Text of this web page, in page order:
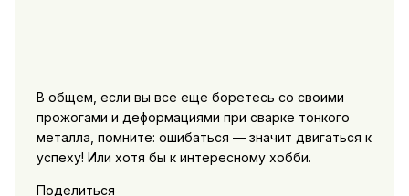
В общем, если вы все еще боретесь со своими
прожогами и деформациями при сварке тонкого
металла, помните: ошибаться — значит двигаться к
успеху! Или хотя бы к интересному хобби.
Поделиться